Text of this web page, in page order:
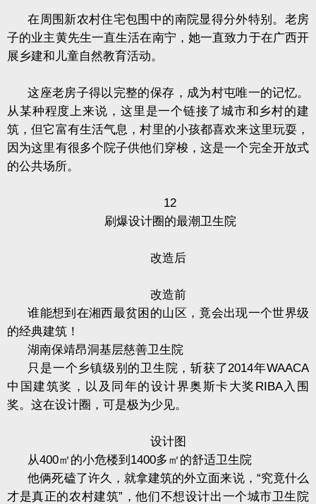
在周围新农村住宅包围中的南院显得分外特别。老房
子的业主黄先生一直生活在南宁，她一直致力于在广西开
展乡建和儿童自然教育活动。
这座老房子得以完整的保存，成为村屯唯一的记忆。
从某种程度上来说，这里是一个链接了城市和乡村的建
筑，但它富有生活气息，村里的小孩都喜欢来这里玩耍，
因为这里有很多个院子供他们穿梭，这是一个完全开放式
的公共场所。
12
刷爆设计圈的最潮卫生院
改造后
改造前
谁能想到在湘西最贫困的山区，竟会出现一个世界级
的经典建筑！
湖南保靖昂洞基层慈善卫生院
只是一个乡镇级别的卫生院，斩获了2014年WAACA
中国建筑奖，以及同年的设计界奥斯卡大奖 RIBA入围
奖。这在设计圈，可是极为少见。
设计图
从400㎡ 的小危楼到 1400多 ㎡ 的舒适卫生院
他俩死磕了许久，就拿建筑的外立面来说，“究竟什么
才是真正的农村建筑”，他们不想设计出一个城市卫生院